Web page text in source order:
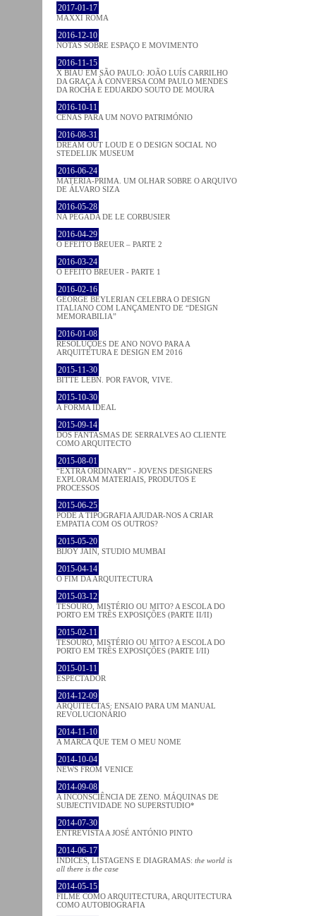
2017-01-17
MAXXI ROMA
2016-12-10
NOTAS SOBRE ESPAÇO E MOVIMENTO
2016-11-15
X BIAU EM SÃO PAULO: JOÃO LUÍS CARRILHO
DA GRAÇA À CONVERSA COM PAULO MENDES
DA ROCHA E EDUARDO SOUTO DE MOURA
2016-10-11
CENAS PARA UM NOVO PATRIMÓNIO
2016-08-31
DREAM OUT LOUD E O DESIGN SOCIAL NO
STEDELIJK MUSEUM
2016-06-24
MATÉRIA-PRIMA. UM OLHAR SOBRE O ARQUIVO
DE ÁLVARO SIZA
2016-05-28
NA PEGADA DE LE CORBUSIER
2016-04-29
O EFEITO BREUER – PARTE 2
2016-03-24
O EFEITO BREUER - PARTE 1
2016-02-16
GEORGE BEYLERIAN CELEBRA O DESIGN
ITALIANO COM LANÇAMENTO DE “DESIGN
MEMORABILIA”
2016-01-08
RESOLUÇÕES DE ANO NOVO PARA A
ARQUITETURA E DESIGN EM 2016
2015-11-30
BITTE LEBN. POR FAVOR, VIVE.
2015-10-30
A FORMA IDEAL
2015-09-14
DOS FANTASMAS DE SERRALVES AO CLIENTE
COMO ARQUITECTO
2015-08-01
“EXTRA ORDINARY” - JOVENS DESIGNERS
EXPLORAM MATERIAIS, PRODUTOS E
PROCESSOS
2015-06-25
PODE A TIPOGRAFIA AJUDAR-NOS A CRIAR
EMPATIA COM OS OUTROS?
2015-05-20
BIJOY JAIN, STUDIO MUMBAI
2015-04-14
O FIM DA ARQUITECTURA
2015-03-12
TESOURO, MISTÉRIO OU MITO? A ESCOLA DO
PORTO EM TRÊS EXPOSIÇÕES (PARTE II/II)
2015-02-11
TESOURO, MISTÉRIO OU MITO? A ESCOLA DO
PORTO EM TRÊS EXPOSIÇÕES (PARTE I/II)
2015-01-11
ESPECTADOR
2014-12-09
ARQUITECTAS: ENSAIO PARA UM MANUAL
REVOLUCIONÁRIO
2014-11-10
A MARCA QUE TEM O MEU NOME
2014-10-04
NEWS FROM VENICE
2014-09-08
A INCONSCIÊNCIA DE ZENO. MÁQUINAS DE
SUBJECTIVIDADE NO SUPERSTUDIO*
2014-07-30
ENTREVISTA A JOSÉ ANTÓNIO PINTO
2014-06-17
ÍNDICES, LISTAGENS E DIAGRAMAS: the world is
all there is the case
2014-05-15
FILME COMO ARQUITECTURA, ARQUITECTURA
COMO AUTOBIOGRAFIA